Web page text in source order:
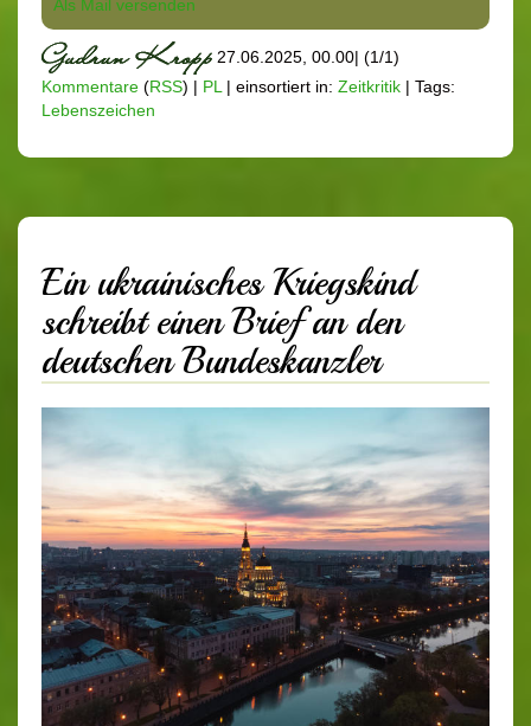
Als Mail versenden
27.06.2025, 00.00| (1/1)
Kommentare (RSS) | PL | einsortiert in: Zeitkritik | Tags:
Lebenszeichen
Ein ukrainisches Kriegskind
schreibt einen Brief an den
deutschen Bundeskanzler